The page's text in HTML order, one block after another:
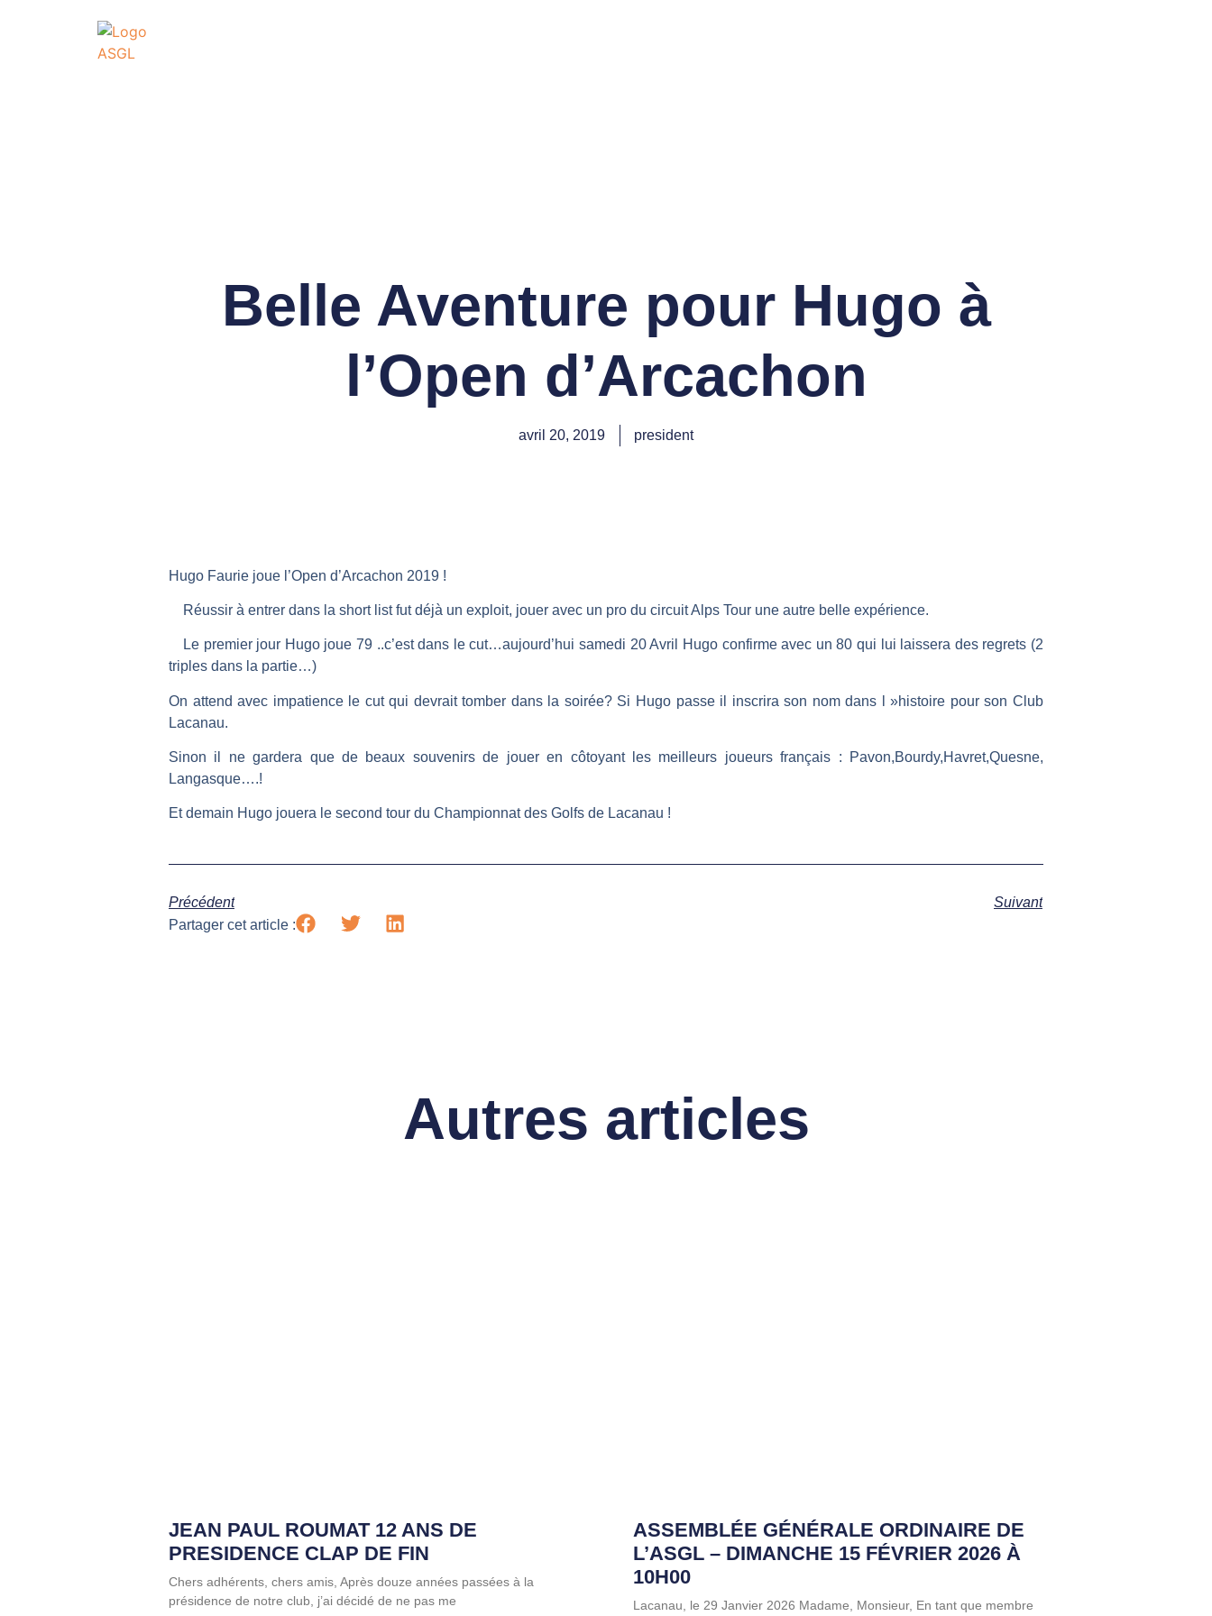
Belle Aventure pour Hugo à
l’Open d’Arcachon
avril 20, 2019 president
Hugo Faurie joue l’Open d’Arcachon 2019 !
Réussir à entrer dans la short list fut déjà un exploit, jouer avec un pro du circuit Alps Tour une autre belle expérience.
Le premier jour Hugo joue 79 ..c’est dans le cut…aujourd’hui samedi 20 Avril Hugo confirme avec un 80 qui lui laissera des regrets (2
triples dans la partie…)
On attend avec impatience le cut qui devrait tomber dans la soirée? Si Hugo passe il inscrira son nom dans l »histoire pour son Club
Lacanau.
Sinon il ne gardera que de beaux souvenirs de jouer en côtoyant les meilleurs joueurs français : Pavon,Bourdy,Havret,Quesne,
Langasque….!
Et demain Hugo jouera le second tour du Championnat des Golfs de Lacanau !
Précédent
Suivant
Partager cet article :
Autres articles
JEAN PAUL ROUMAT 12 ANS DE
PRESIDENCE CLAP DE FIN
Chers adhérents, chers amis, Après douze années passées à la
présidence de notre club, j’ai décidé de ne pas me
ASSEMBLÉE GÉNÉRALE ORDINAIRE DE
L’ASGL – DIMANCHE 15 FÉVRIER 2026 À
10H00
Lacanau, le 29 Janvier 2026 Madame, Monsieur, En tant que membre